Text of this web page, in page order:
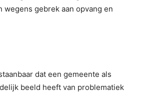
wegens gebrek aan opvang en
dat een gemeente als
beeld heeft van problematiek